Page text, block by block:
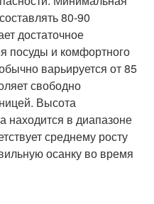
80-90
достаточное
посуды и комфортного
варьируется от 85
свободно
Высота
находится в диапазоне
среднему росту
осанку во время